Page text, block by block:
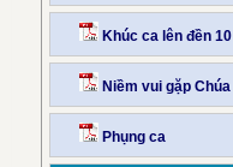
Khúc ca lên đền 10
Niềm vui gặp Chúa
Phụng ca